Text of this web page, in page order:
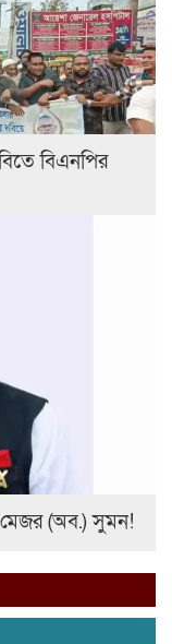
বিএনপির
মেজর (অব.) সুমন!